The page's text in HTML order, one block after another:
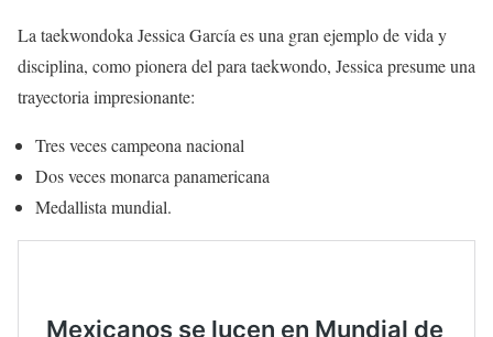
La taekwondoka Jessica García es una gran ejemplo de vida y
disciplina, como pionera del para taekwondo, Jessica presume una
trayectoria impresionante:
Tres veces campeona nacional
Dos veces monarca panamericana
Medallista mundial.